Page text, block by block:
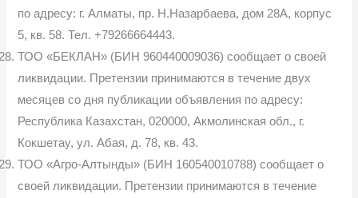
по адресу: г. Алматы, пр. Н.Назарбаева, дом 28А, корпус
5, кв. 58. Тел. +79266664443.
ТОО «БЕКЛАН» (БИН 960440009036) сообщает о своей
ликвидации. Претензии принимаются в течение двух
месяцев со дня публикации объявления по адресу:
Республика Казахстан, 020000, Акмолинская обл., г.
Кокшетау, ул. Абая, д. 78, кв. 43.
ТОО «Агро-Алтынды» (БИН 160540010788) сообщает о
своей ликвидации. Претензии принимаются в течение